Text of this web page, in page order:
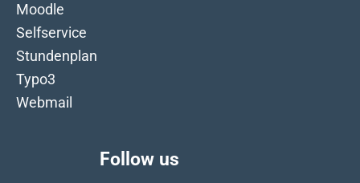
Moodle
Selfservice
Stundenplan
Typo3
Webmail
Follow us